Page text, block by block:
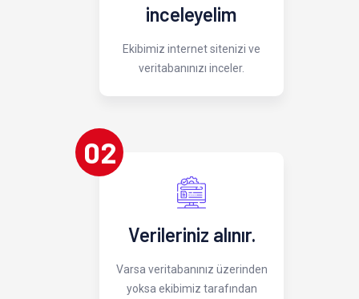
inceleyelim
Ekibimiz internet sitenizi ve
veritabanınızı inceler.
02
Verileriniz alınır.
Varsa veritabanınız üzerinden
yoksa ekibimiz tarafından